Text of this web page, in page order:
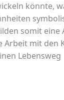
könnte,
somit eine
Arbeit mit den
Lebensweg